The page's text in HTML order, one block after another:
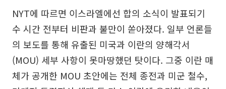
NYT에 따르면 이스라엘에선 합의 소식이 발표되기
수 시간 전부터 비판과 불만이 쏟아졌다. 일부 언론들
의 보도를 통해 유출된 미국과 이란의 양해각서
(MOU) 세부 사항이 못마땅했던 탓이다. 그중 이란 매
체가 공개한 MOU 초안에는 전체 종전과 미군 철수,